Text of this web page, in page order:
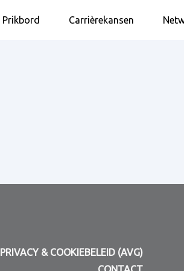
Prikbord Carrièrekansen
PRIVACY & COOKIEBELEID (AVG)